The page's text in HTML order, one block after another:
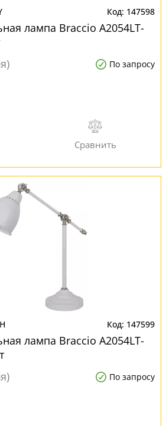
147598
лампа Braccio A2054LT-
По запросу
147599
лампа Braccio A2054LT-
По запросу